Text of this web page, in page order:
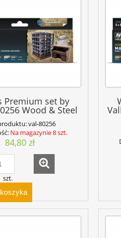
Premium set by
Wood & Steel
val-80256
Na magazynie 8 szt.
84,80 zł
szt.